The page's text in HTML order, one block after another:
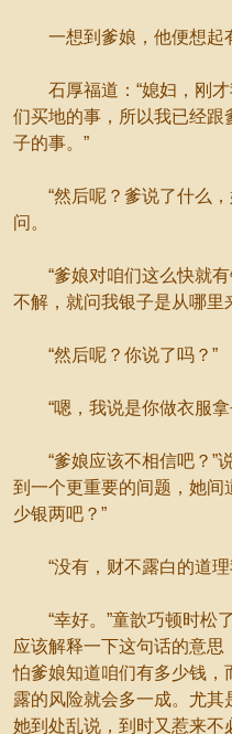
一想到爹娘，他便想起有
石厚福道：“媳妇，刚才
们买地的事，所以我已经
子的事。”
“然后呢？爹说了什么，
问。
“爹娘对咱们这么快就有
不解，就问我银子是从哪里
“然后呢？你说了吗？”
“嗯，我说是你做衣服拿
“爹娘应该不相信吧？”
到一个更重要的间题，她间
少银两吧？”
“没有，财不露白的道理
“幸好。”童歆巧顿时松
应该解释一下这句话的意思
怕爹娘知道咱们有多少钱
露的风险就会多一成。尤
她到处乱说，到时又惹来